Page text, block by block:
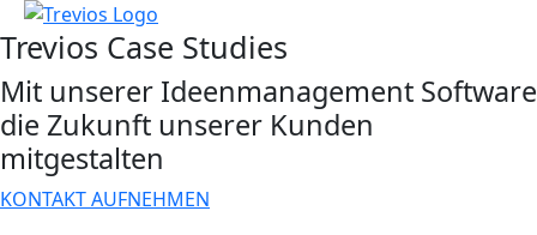
Trevios Case Studies
Mit unserer Ideenmanagement Software
die Zukunft unserer Kunden
mitgestalten
KONTAKT AUFNEHMEN